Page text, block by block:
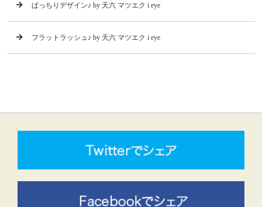
ぱっちりデザイン♪ by 天六 マツエク i eye
フラットラッシュ♪ by 天六 マツエク i eye